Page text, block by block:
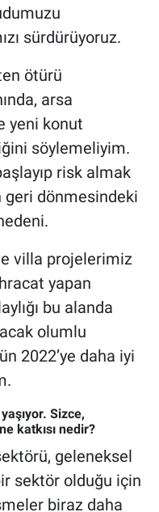
sürdürüyoruz.
ötürü
arsa
yeni konut
söylemeliyim.
risk almak
geri dönmesindeki
villa projelerimiz
yapan
bu alanda
olumlu
2022’ye daha iyi
Sizce,
katkısı nedir?
geleneksel
sektör olduğu için
biraz daha